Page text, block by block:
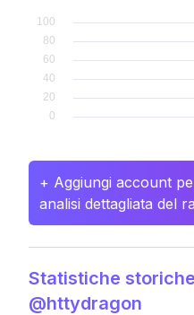
+ Aggiungi account
analisi dettagliata del
Statistiche
@httydragon